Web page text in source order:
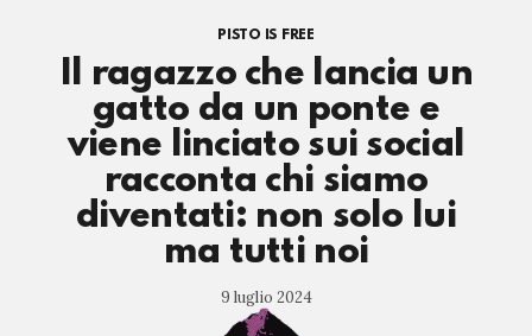
PISTO IS FREE
Il ragazzo che lancia un
gatto da un ponte e
viene linciato sui social
racconta chi siamo
diventati: non solo lui
ma tutti noi
9 luglio 2024